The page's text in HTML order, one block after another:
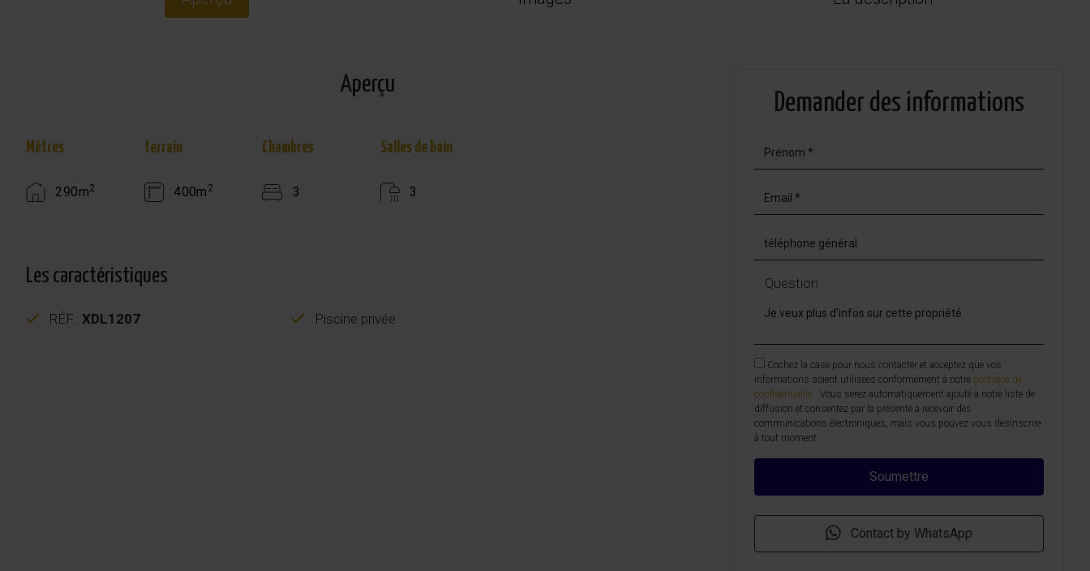
Aperçu
Mètres
290m2
terrain
400m 2
Chambres
3
Salles de bain
3
Les caractéristiques
RÉF.: XDL1207 Piscine privée
Demander des informations
Question
Cochez la case pour nous contacter et acceptez que vos
informations soient utilisées conformément à notre politique de
confidentialité
. Vous serez automatiquement ajouté à notre liste de
diffusion et consentez par la présente à recevoir des
communications électroniques, mais vous pouvez vous désinscrire
à tout moment.
Contact by WhatsApp